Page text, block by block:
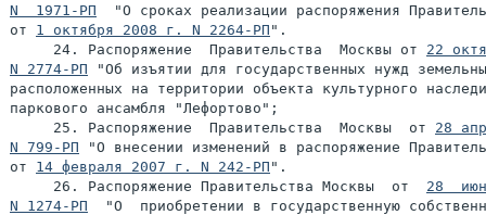
N  1971-РП
"О сроках реализации распоряжения
от 1 октября 2008 г. N 2264-РП ".
     24. Распоряжение  Правительства  Москвы от
22
N 2774-РП "Об изъятии для государственных нужд
расположенных на территории объекта культурного
паркового ансамбля "Лефортово";
     25. Распоряжение  Правительства  Москвы  от
28
N 799-РП "О внесении изменений в распоряжение
от 14 февраля 2007 г. N 242-РП ".
     26. Распоряжение Правительства Москвы  от
28
N 1274-РП
"О  приобретении в государственную